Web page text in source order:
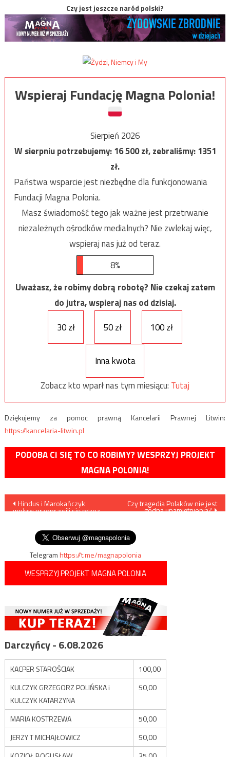
Czy jest jeszcze naród polski?
Wspieraj Fundację Magna Polonia!
Sierpień 2026
W sierpniu potrzebujemy:16 500zł, zebraliśmy:1351
zł.
Państwa wsparcie jest niezbędne dla funkcjonowania
Fundacji Magna Polonia.
Masz świadomość tego jak ważne jest przetrwanie
niezależnych ośrodków medialnych? Nie zwlekaj więc,
wspieraj nas już od teraz.
8%
Uważasz, że robimy dobrą robotę? Nie czekaj zatem
do jutra, wspieraj nas od dzisiaj.
30 zł
50 zł 100 zł
Inna kwota
Zobacz kto wparł nas tym miesiącu: Tutaj
Dziękujemy za pomoc prawną Kancelarii Prawnej Litwin:
https://kancelaria-litwin.pl
PODOBA CI SIĘ TO CO ROBIMY? WESPRZYJ PROJEKT
MAGNA POLONIA!
Nawigacja
Hindus i Marokańczyk
wpław przeprawili się przez
Czy tragedia Polaków nie jest
godna upamiętnienia?
Telegramhttps://t.me/magnapolonia
WESPRZYJ PROJEKT MAGNA POLONIA
Darczyńcy - 6.08.2026
KACPER STAROŚCIAK
100,00
KULCZYK GRZEGORZ POLIŃSKA i
KULCZYK KATARZYNA
50,00
MARIA KOSTRZEWA
50,00
JERZY T MICHAJŁOWICZ
50,00